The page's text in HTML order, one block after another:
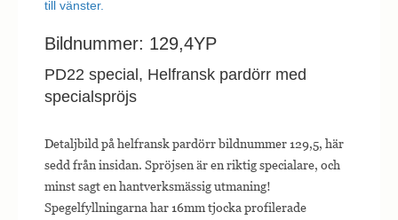
Bildnummer: 129,4YP
PD22 special, Helfransk pardörr med
specialspröjs
Detaljbild på helfransk pardörr bildnummer 129,5, här
sedd från insidan. Spröjsen är en riktig specialare, och
minst sagt en hantverksmässig utmaning!
Spegelfyllningarna har 16mm tjocka profilerade